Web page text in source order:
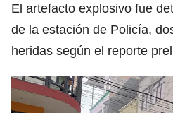
El artefacto explosivo fue
de la estación de Policía,
heridas según el reporte